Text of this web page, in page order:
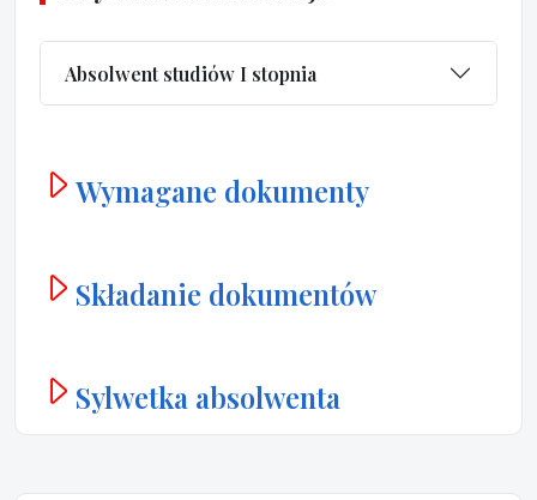
Absolwent studiów I stopnia
Wymagane dokumenty
Składanie dokumentów
Sylwetka absolwenta